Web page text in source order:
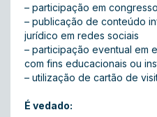
– participação em
– publicação de conteúdo
jurídico em redes sociais
– participação eventual em
com fins educacionais ou
– utilização de cartão de
É vedado: